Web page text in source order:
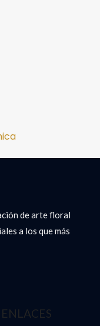
de arte floral
a los que más
ENLACES